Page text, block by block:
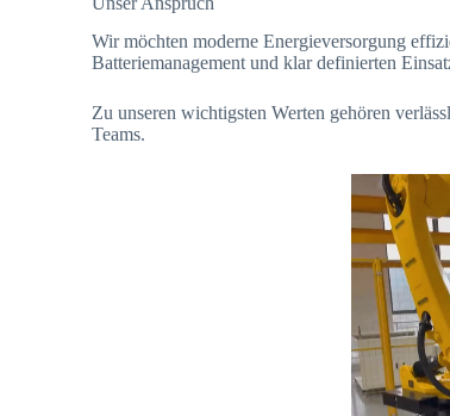
Wir möchten moderne Energieversorgung
Batteriemanagement und klar definierten
Zu unseren wichtigsten Werten gehören
Teams.